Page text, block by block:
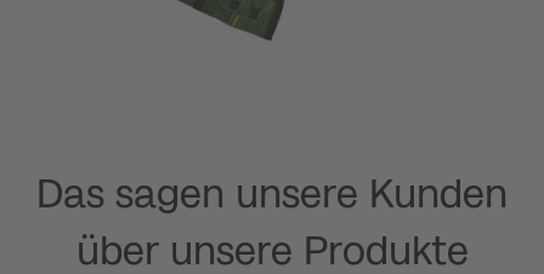
Das sagen unsere Kunden
über unsere Produkte